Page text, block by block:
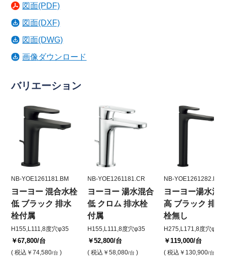
図面(PDF)
図面(DXF)
図面(DWG)
画像ダウンロード
バリエーション
NB-YOE1261181.BM
ヨーヨー 混合水栓
低 ブラック 排水
栓付属
H155,L111,8度穴φ35
￥67,800/台
( 税込 ￥74,580/台 )
NB-YOE1261181.CR
ヨーヨー 湯水混合
低 クロム 排水栓
付属
H155,L111,8度穴φ35
￥52,800/台
( 税込 ￥58,080/台 )
NB-YOE1261282.BM
ヨーヨー湯水混
高 ブラック 排水
栓無し
H275,L171,8度穴φ35
￥119,000/台
( 税込 ￥130,900/台